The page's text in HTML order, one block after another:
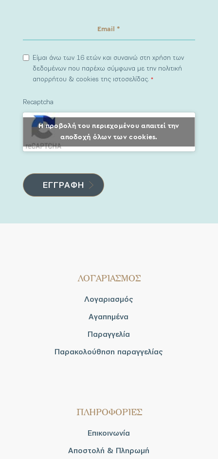
Είμαι άνω των 16 ετών και συναινώ στη χρήση των
δεδομένων που παρέχω σύμφωνα με την πολιτική
απορρήτου & cookies της ιστοσελίδας.*
Recaptcha
Η προβολή του περιεχομένου απαιτεί την
αποδοχή όλων των cookies.
ΛΟΓΑΡΙΑΣΜΟΣ
Λογαριασμός
Αγαπημένα
Παραγγελία
Παρακολούθηση παραγγελίας
ΠΛΗΡΟΦΟΡΙΕΣ
Επικοινωνία
Αποστολή & Πληρωμή